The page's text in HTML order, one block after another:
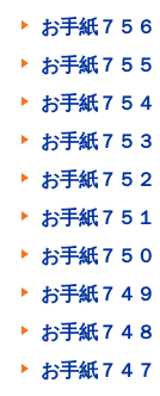
お手紙７５
お手紙７５
お手紙７５
お手紙７５
お手紙７５
お手紙７５
お手紙７５
お手紙７４
お手紙７４
お手紙７４